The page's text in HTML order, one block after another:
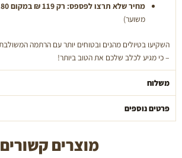
מחיר שלא תרצו לפספס: רק 119 ₪ במקום 180 ₪!
משוער)
– כי מגיע לכלב שלכם את הטוב ביותר!
משלוח
פרטים נוספים
מוצרים קשורים